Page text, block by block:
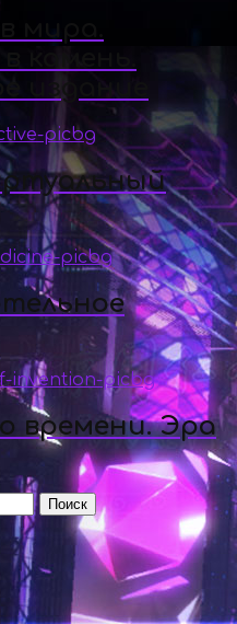
издание
времени. Эра